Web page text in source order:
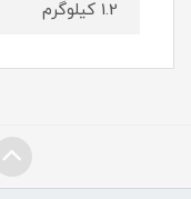
1.2 کیلوگرم